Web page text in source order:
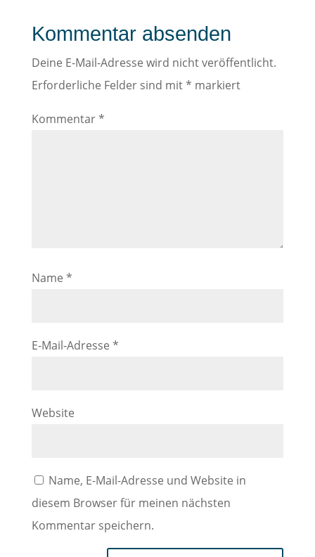
Kommentar absenden
Deine E-Mail-Adresse wird nicht veröffentlicht.
Erforderliche Felder sind mit* markiert
Kommentar*
Name *
E-Mail-Adresse *
Website
Name, E-Mail-Adresse und Website in
diesem Browser für meinen nächsten
Kommentar speichern.